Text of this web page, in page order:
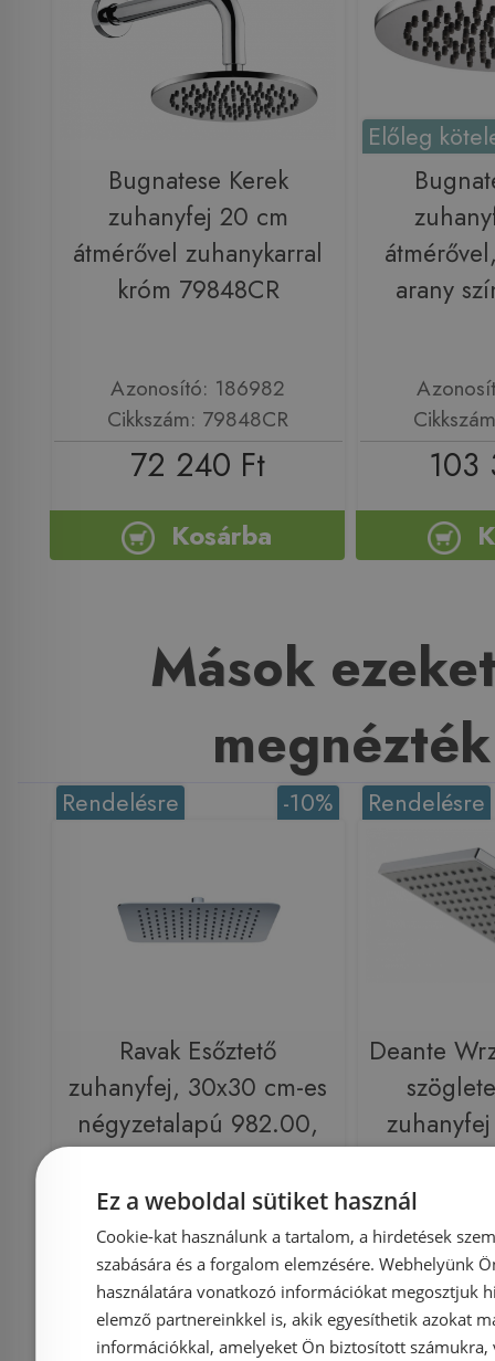
Bugnatese Kerek
zuhanyfej 20 cm
átmérővel zuhanykarral
króm 79848CR
Azonosító: 186982
Cikkszám: 79848CR
72 240 Ft
Kosárba
Előleg
arany
103
Mások
megnézték
-10%
Rendelésre
Ravak Esőztető
zuhanyfej, 30x30 cm-es
négyzetalapú 982.00,
Azonosító: 148877
Cikkszám: X07P016
69 900 Ft 62 910 Ft
Rendelésre
Deante
12
Ez a weboldal sütiket használ
Cookie-kat használunk a tartalom, a hirdetések
szabására és a forgalom elemzésére. Webhelyünk
használatára vonatkozó információkat megosztjuk
elemző partnereinkkel is, akik egyesíthetik azokat
információkkal, amelyeket Ön biztosított számukra,